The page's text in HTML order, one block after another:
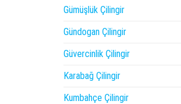
Gümüşlük Çilingir
Gündogan Çilingir
Güvercinlik Çilingir
Karabağ Çilingir
Kumbahçe Çilingir